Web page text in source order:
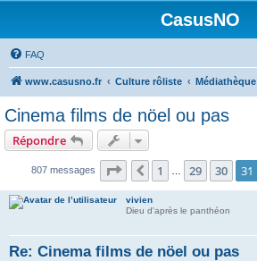
CasusNO
FAQ
www.casusno.fr Culture rôliste Médiathèque
Cinema films de nöel ou pas
Répondre
807 messages Page 31 sur 54
Précédent
1 29 30 31
vivien
Dieu d'après le panthéon
Re: Cinema films de nöel ou pas